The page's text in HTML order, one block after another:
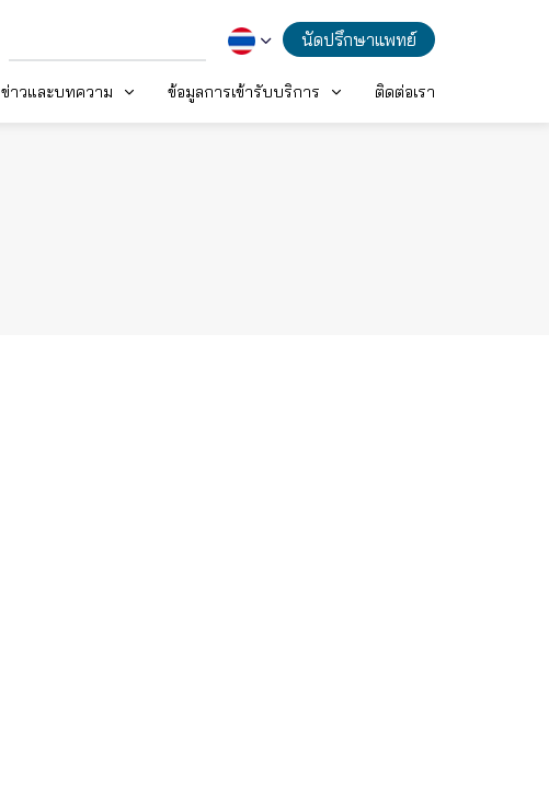
นัดปรึกษาแพทย์
ข่าวและบทความ ข้อมูลการเข้ารับบริการ ติดต่อเรา